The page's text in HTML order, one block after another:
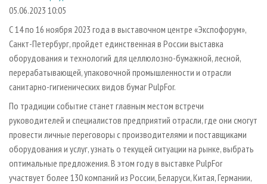
СУШКА ДРЕВЕСИНЫ
ПРОИЗВОДСТВО ДРЕВЕСНЫХ ПЛИТ
ДЕРЕВЯННОЕ ДОМОСТРОЕНИЕ
ПРОИЗВОДСТВО МЕБЕЛИ
БИОЭНЕРГЕТИКА
ЦБП
ИНСТРУМЕНТ И МАТЕРИАЛЫ
ПЕРСОНЫ
МОБИЛЬНЫЕ ВЫСТАВКИ
ОФИЦИАЛЬНЫЕ ДЕЛЕГАЦИИ
ПРИОРИТЕТНЫЕ ИНВЕСТПРОЕКТЫ
RUSSIAN FORESTRY REVIEW
ГАЗЕТА ЛЕСПРОМФОРУМ
БИБЛИОТЕКА СПЕЦИАЛИСТА
КОНТАКТЫ
РЕКЛАМА
РЕКЛАМА НА САЙТЕ
05.06.2023 10:05
С 14 по 16 ноября 2023 года в выставочном центре «Экспофорум»,
Санкт-Петербург, пройдет единственная в России выставка
оборудования и технологий для целлюлозно-бумажной, лесной,
перерабатывающей, упаковочной промышленности и отрасли
санитарно-гигиенических видов бумаг PulpFor.
По традиции событие станет главным местом встречи
руководителей и специалистов предприятий отрасли, где они смогут
провести личные переговоры с производителями и поставщиками
оборудования и услуг, узнать о текущей ситуации на рынке, выбрать
оптимальные предложения. В этом году в выставке PulpFor
участвует более 130 компаний из России, Беларуси, Китая, Германии,